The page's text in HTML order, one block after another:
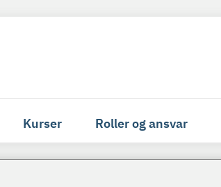
Kurser Roller og ansvar